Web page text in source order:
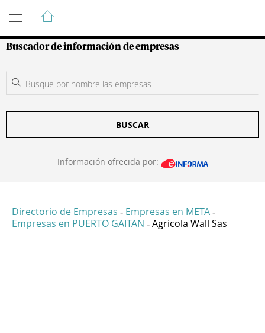
Guía de Empresas Colombianas
Buscador de información de empresas
BUSCAR
Información ofrecida por:
Directorio de Empresas - Empresas en META -
Empresas en PUERTO GAITAN - Agricola Wall Sas